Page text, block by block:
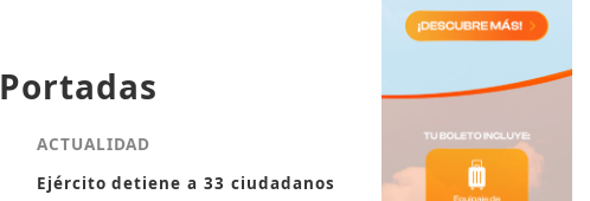
Portadas
ACTUALIDAD
Ejército detiene a 33 ciudadanos